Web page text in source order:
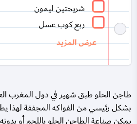
شريحتين ليمون
ربع كوب عسل
عرض المزيد
طاجن الحلو طبق شهير في دول المغرب
بشكل رئيسي من الفواكه المجففة لهذا
يمكن صناعة الطاجن الحلو باللحم أو